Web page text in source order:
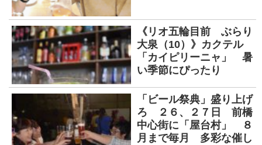
《リオ五輪目前 ぶらり
大泉（10）》カクテル
「カイピリーニャ」 暑
い季節にぴったり
「ビール祭典」盛り上げ
ろ ２６、２７日 前橋
中心街に「屋台村」 ８
月まで毎月 多彩な催し